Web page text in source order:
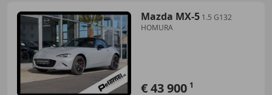
Mazda MX-5 1.5 G132
HOMURA
€ 43 900 1